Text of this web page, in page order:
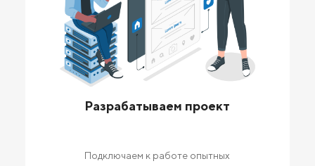
Разрабатываем проект
Подключаем к работе опытных